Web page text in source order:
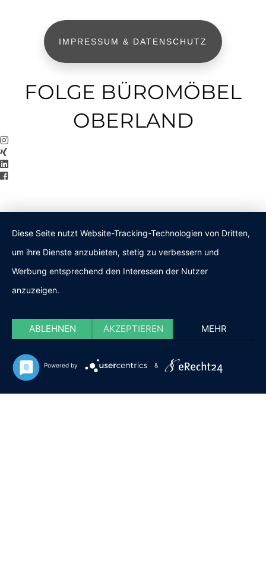
IMPRESSUM & DATENSCHUTZ
FOLGE BÜROMÖBEL
OBERLAND
Diese Seite nutzt Website-Tracking-Technologien von Dritten,
um ihre Dienste anzubieten, stetig zu verbessern und
Werbung entsprechend den Interessen der Nutzer
anzuzeigen.
ABLEHNEN AKZEPTIEREN MEHR
Powered by &